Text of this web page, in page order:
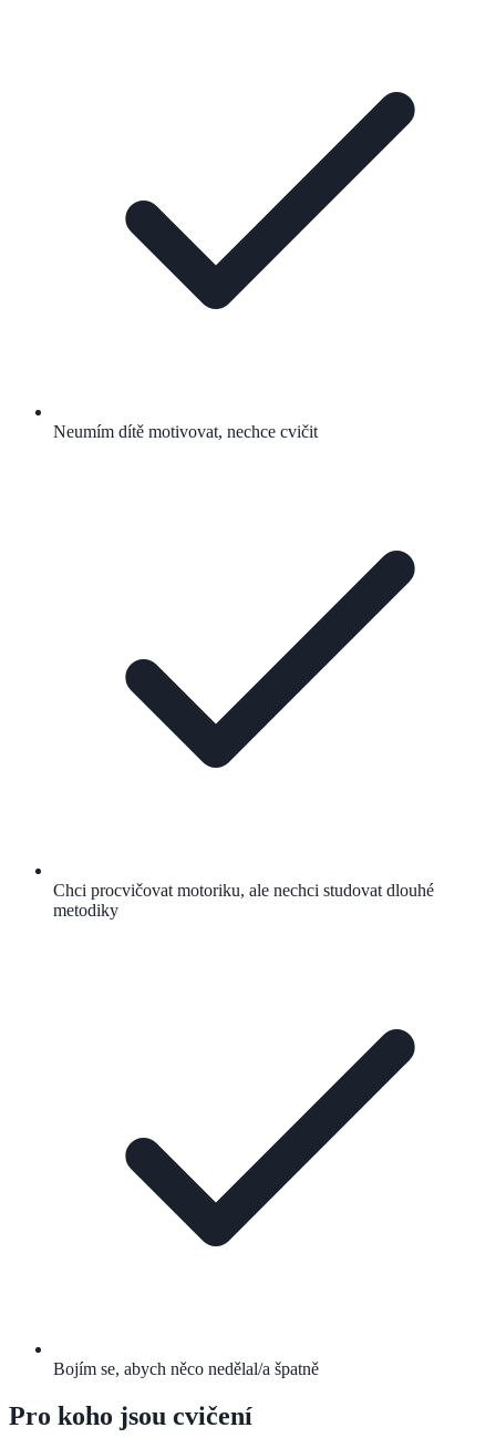
Neumím dítě motivovat, nechce cvičit
Chci procvičovat motoriku, ale nechci studovat dlouhé
metodiky
Bojím se, abych něco nedělal/a špatně
Pro koho jsou cvičení